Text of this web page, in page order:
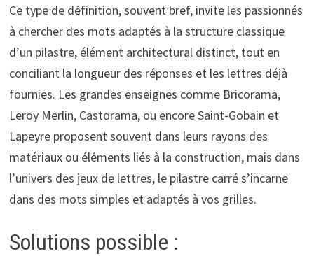
Ce type de définition, souvent bref, invite les passionnés
à chercher des mots adaptés à la structure classique
d’un pilastre, élément architectural distinct, tout en
conciliant la longueur des réponses et les lettres déjà
fournies. Les grandes enseignes comme Bricorama,
Leroy Merlin, Castorama, ou encore Saint-Gobain et
Lapeyre proposent souvent dans leurs rayons des
matériaux ou éléments liés à la construction, mais dans
l’univers des jeux de lettres, le pilastre carré s’incarne
dans des mots simples et adaptés à vos grilles.
Solutions possible :